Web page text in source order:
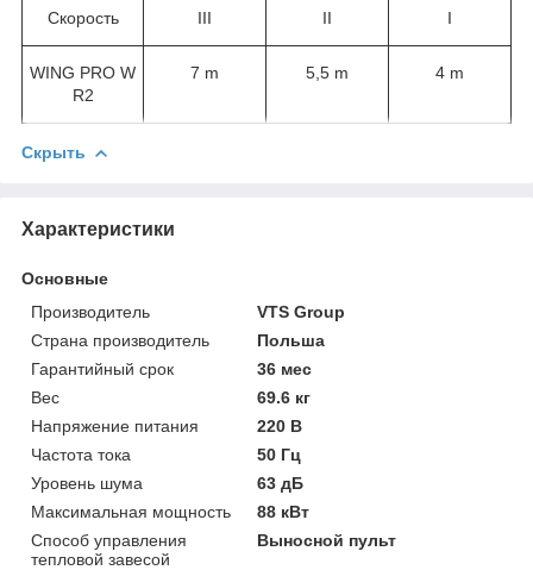
Скорость III II I
WING PRO W
R2
7 m 5,5 m 4 m
Скрыть
Характеристики
Основные
Производитель
VTS Group
Страна производитель
Польша
Гарантийный срок
36 мес
Вес
69.6 кг
Напряжение питания
220 В
Частота тока
50 Гц
Уровень шума
63 дБ
Максимальная мощность
88 кВт
Способ управления
тепловой завесой
Выносной пульт